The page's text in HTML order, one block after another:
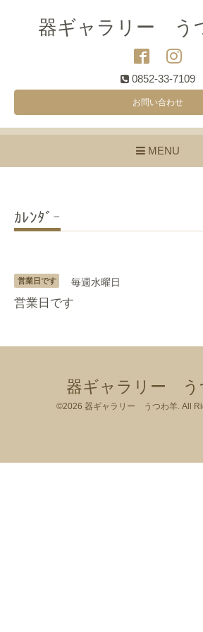
器ギャラリー う
0852-33-7109
お問い合わせ
MENU
ｶﾚﾝﾀﾞｰ
営業日です 毎週水曜日
営業日です
器ギャラリー う
©2026 器ギャラリー うつわ羊. All